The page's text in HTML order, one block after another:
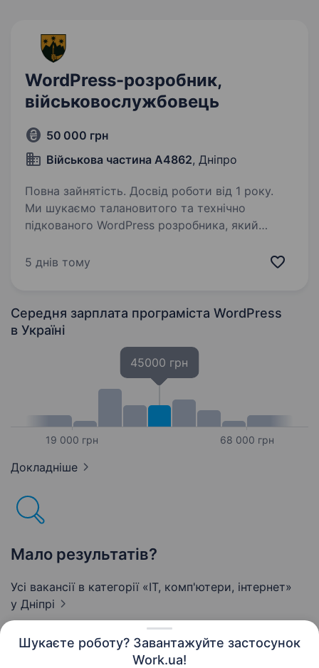
Шукаєте роботу? Завантажуйте застосунок
Work.ua!
WordPress-розробник,
військовослужбовець
50 000 грн
Військова частина А4862, Дніпро
Повна зайнятість. Досвід роботи від 1 року.
Ми шукаємо талановитого та технічно
підкованого WordPress розробника, який
створення сучасних, швидких
5 днів тому
Середня зарплата програміста WordPress
в Україні
19 000 грн
45000 грн
68 000 грн
Докладніше
Мало результатів?
Усі вакансії в категорії «IT, комп'ютери, інтернет»
у Дніпрі